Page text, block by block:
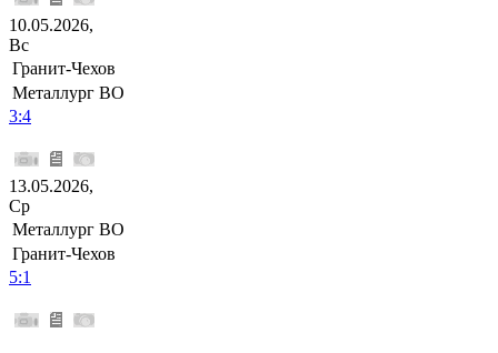
10.05.2026,
Вс
Гранит-Чехов
Металлург ВО
3:4
13.05.2026,
Ср
Металлург ВО
Гранит-Чехов
5:1